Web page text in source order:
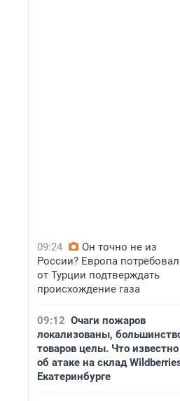
09:24
Он точно не из
России? Европа
от Турции подтверждать
происхождение газа
09:12 Очаги пожаров
локализованы,
товаров целы. Что известно
об атаке на склад
Екатеринбурге